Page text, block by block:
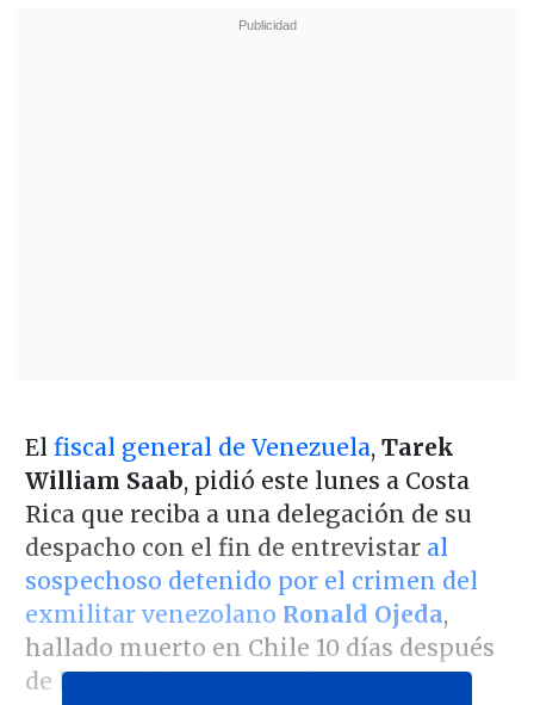
El fiscal general de Venezuela,Tarek
William Saab, pidió este lunes a Costa
Rica que reciba a una delegación de su
despacho con el fin de entrevistar al
sospechoso detenido por el crimen del
exmilitar venezolano Ronald Ojeda,
hallado muerto en Chile 10 días después
de haber sido secuestrado.